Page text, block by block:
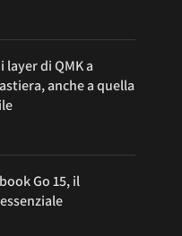
layer di QMK a
anche a quella
Go 15, il